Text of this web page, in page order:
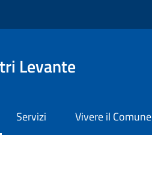
Levante
Servizi Vivere il Comune